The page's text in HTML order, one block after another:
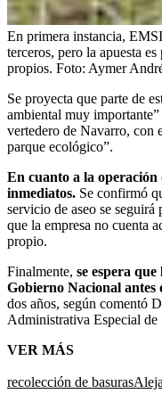
En primera instancia,
terceros, pero la apuesta
propios. Foto: Aymer
Se proyecta que parte de
ambiental muy
vertedero de Navarro, con
parque ecológico”.
En cuanto a la
inmediatos. Se confirmó
servicio de aseo se seguirá
que la empresa no cuenta
propio.
Finalmente, se espera
Gobierno Nacional antes
dos años, según comentó
Administrativa Especial
VER MÁS
recolección de basuras